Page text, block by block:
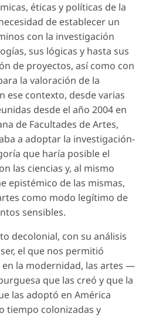
éticas y políticas de la
de establecer un
con la investigación
sus lógicas y hasta sus
de proyectos, así como con
la valoración de la
ese contexto, desde varias
desde el año 2004 en
de Facultades de Artes,
a adoptar la investigación-
que haría posible el
las ciencias y, al mismo
epistémico de las mismas,
como modo legítimo de
sensibles.
decolonial, con su análisis
el que nos permitió
la modernidad, las artes —
que las creó y que la
las adoptó en América
tiempo colonizadas y